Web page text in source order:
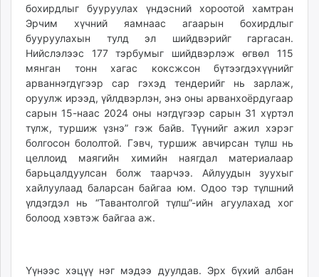
mass.mn
unegui.mn
assa.mn
toim.mn
tac.mn
paparazzi.mn
unread.today
бохирдлыг бууруулах үндэсний хороотой хамтран
Эрчим хүчний яамнаас агаарын бохирдлыг
бууруулахын тулд эл шийдвэрийг гаргасан.
Нийслэлээс 177 тэрбумыг шийдвэрлэж өгвөл 115
мянган тонн хагас коксжсон бүтээгдэхүүнийг
арваннэгдүгээр сар гэхэд тендерийг нь зарлаж,
оруулж ирээд, үйлдвэрлэн, энэ оны арванхоёрдугаар
сарын 15-наас 2024 оны нэгдүгээр сарын 31 хүртэл
түлж, туршиж үзнэ” гэж байв. Түүнийг ажил хэрэг
болгосон бололтой. Гэвч, туршиж авчирсан түлш нь
целлоид маягийн химийн наягдал материалаар
барьцалдуулсан болж таарчээ. Айлуудын зуухыг
хайлуулаад баларсан байгаа юм. Одоо тэр түлшний
үлдэгдэл нь “Тавантолгой түлш”-ийн агуулахад хог
болоод хэвтэж байгаа аж.
Үүнээс хэцүү нэг мэдээ дуулдав. Эрх бүхий албан